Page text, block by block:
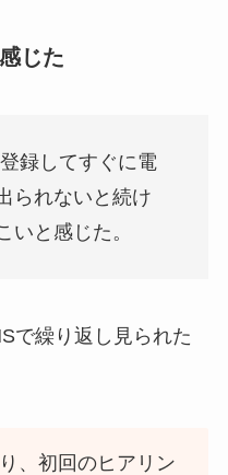
じた
してすぐに電
られないと続け
いと感じた。
で繰り返し見られた
、初回のヒアリン